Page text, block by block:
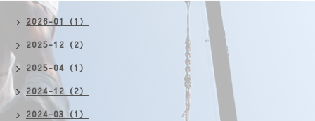
2026-01（1）
2025-12（2）
2025-04（1）
2024-12（2）
2024-03（1）